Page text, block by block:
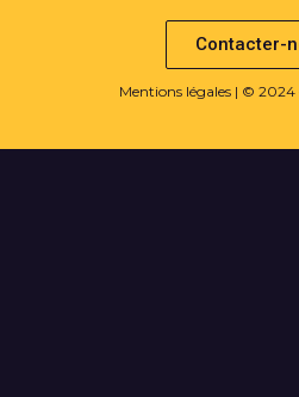
Contacter-
Mentions légales | © 2024